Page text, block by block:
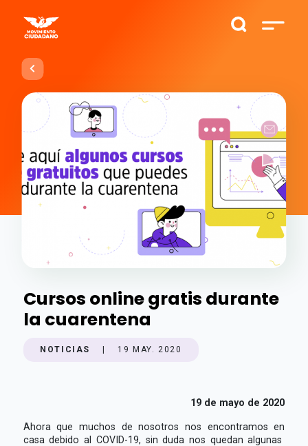
Cursos online gratis durante
la cuarentena
NOTICIAS 19 MAY. 2020
19 de mayo de 2020
Ahora que muchos de nosotros nos encontramos en
casa debido al COVID-19, sin duda nos quedan algunas